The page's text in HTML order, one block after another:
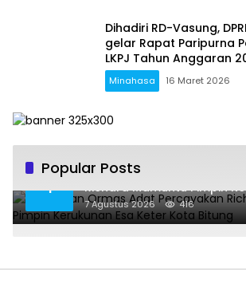
Dihadiri RD-Vasung,
gelar Rapat Paripurna
LKPJ Tahun Anggaran
Minahasa 16 Maret 2026
Popular Posts
1
Gabungan Ormas Adat
Richard Mamuntu Pimpin
Keter Kota Bitung
7 Agustus 2026 416